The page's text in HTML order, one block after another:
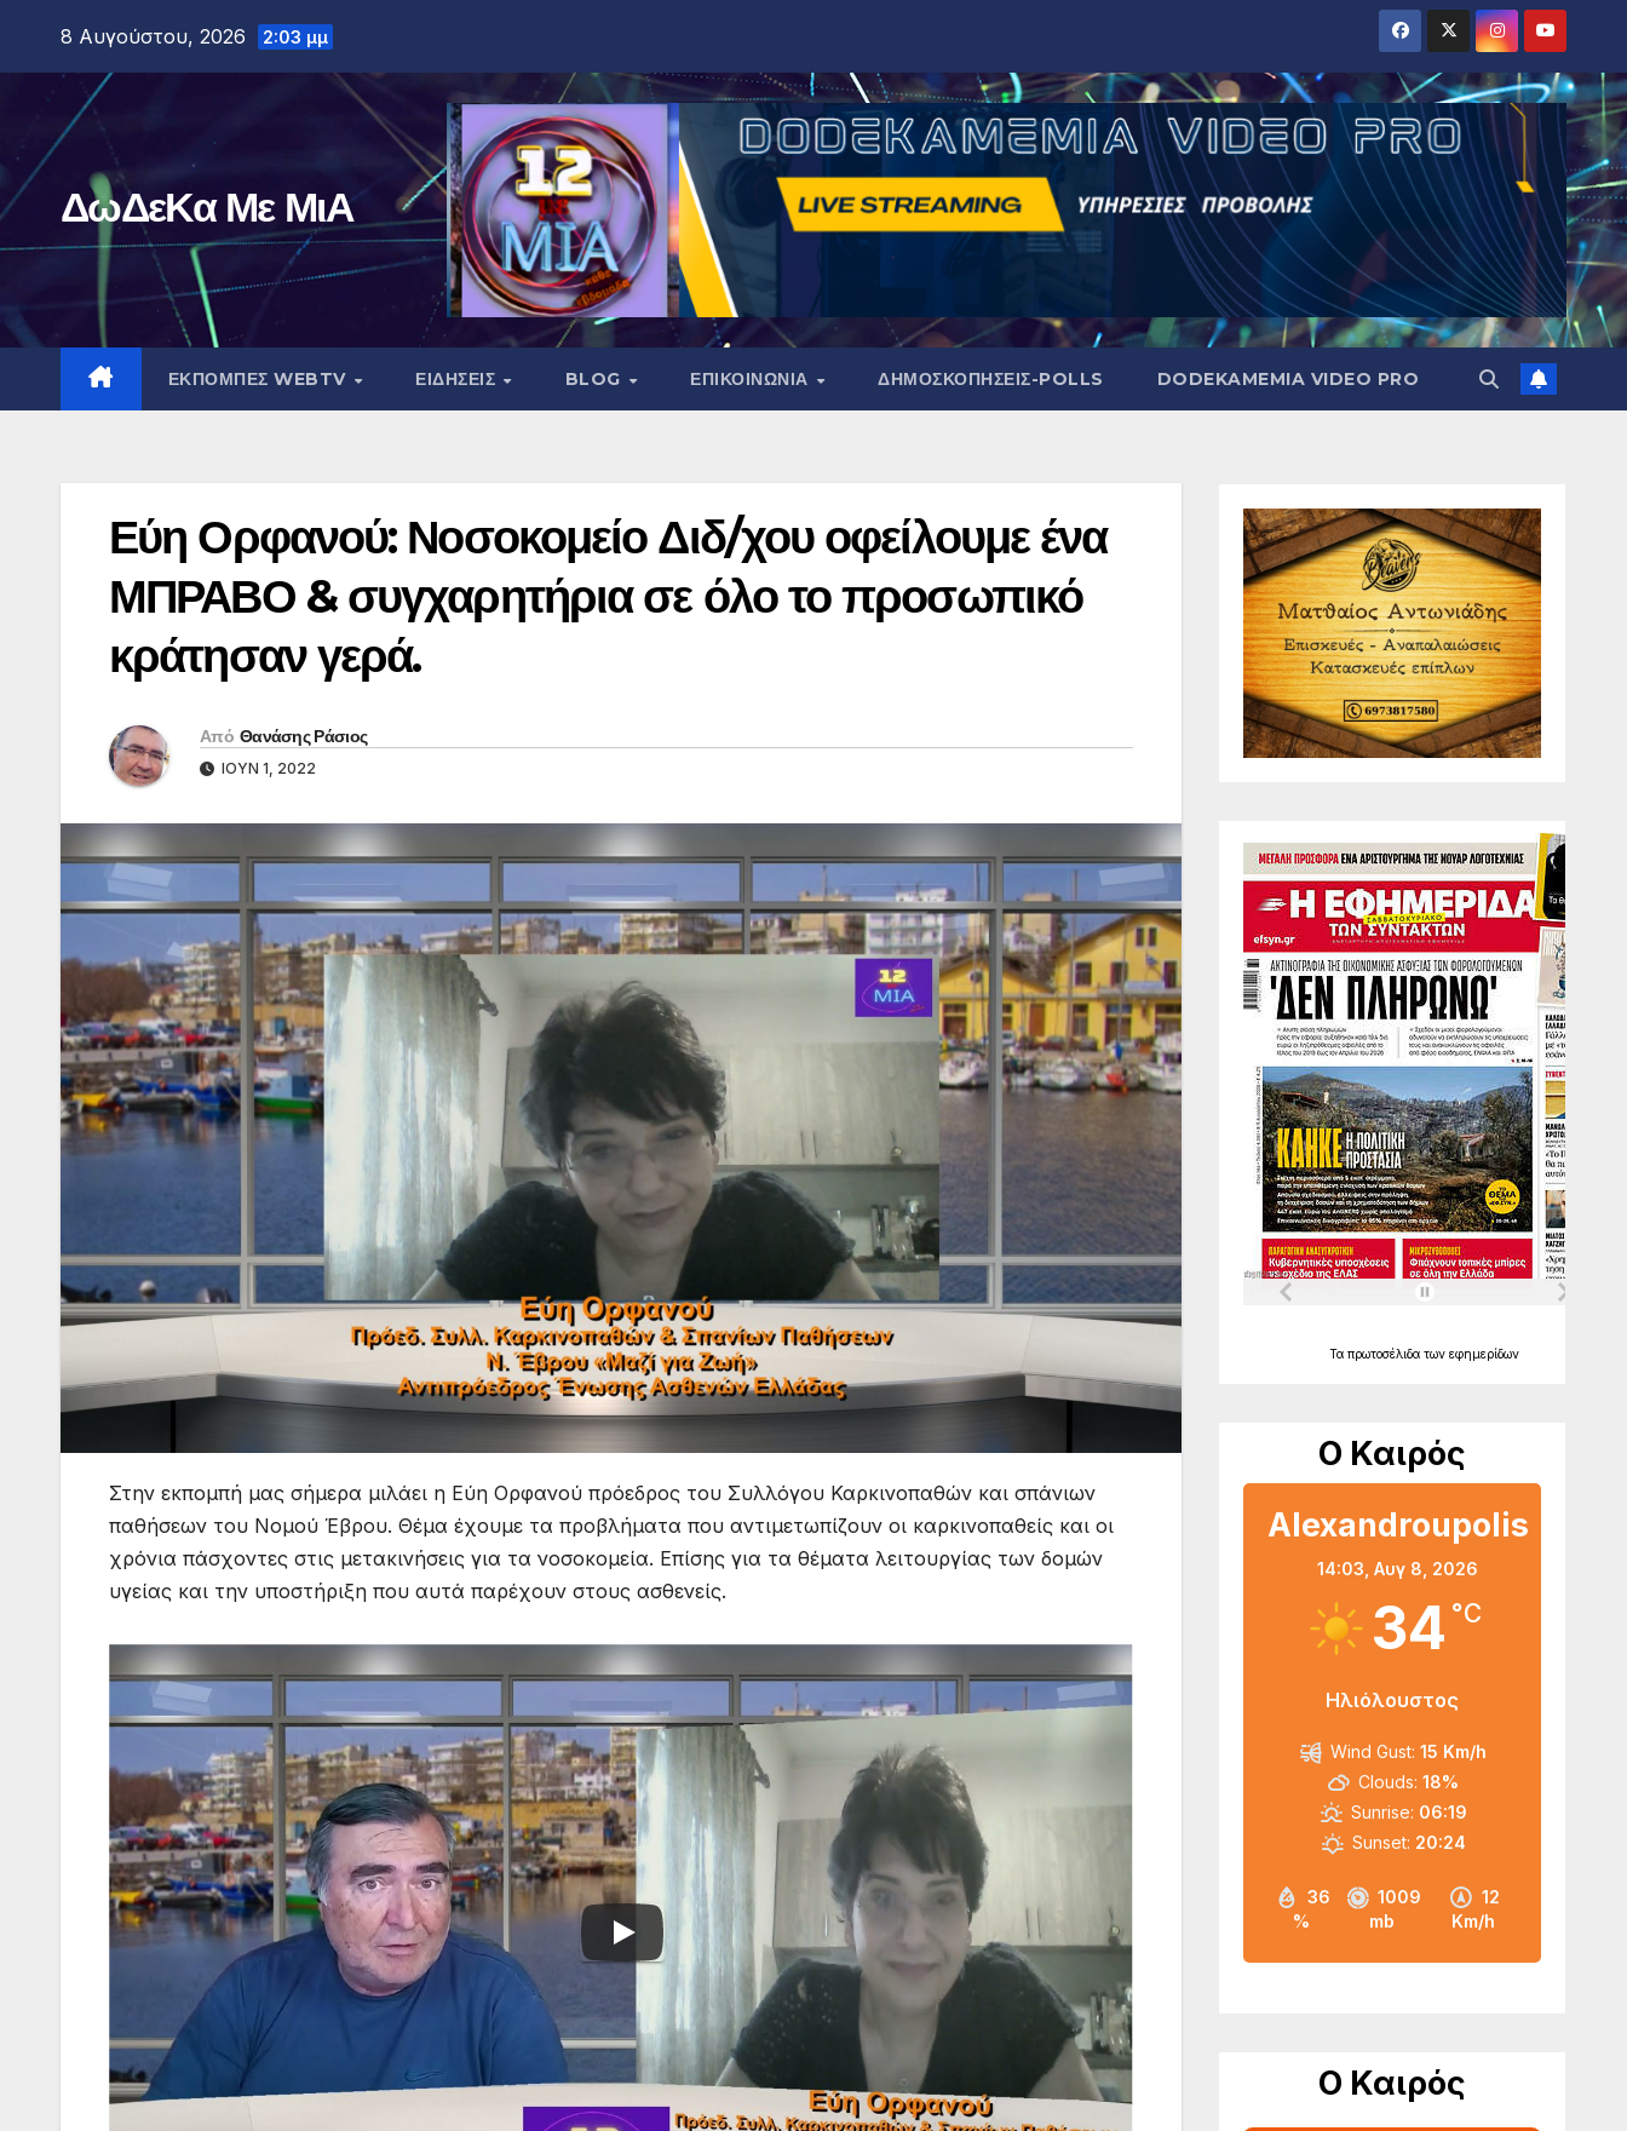
περιεχόμενο
8 Αυγούστου, 2026 2:03 μμ
ΔωΔεΚα Με ΜιΑ
ΕΚΠΟΜΠΕΣ WEBTV ΕΙΔΗΣΕΙΣ BLOG ΕΠΙΚΟΙΝΩΝΙΑ ΔΗΜΟΣΚΟΠΉΣΕΙΣ-POLLS DODEKAMEMIA VIDEO PRO
Εύη Ορφανού: Νοσοκομείο Διδ/χου οφείλουμε ένα
ΜΠΡΑΒΟ & συγχαρητήρια σε όλο το προσωπικό
κράτησαν γερά.
Από Θανάσης Ράσιος
ΙΟΎΝ 1, 2022
Στην εκπομπή μας σήμερα μιλάει η Εύη Ορφανού πρόεδρος του Συλλόγου Καρκινοπαθών και σπάνιων
παθήσεων του Νομού Έβρου. Θέμα έχουμε τα προβλήματα που αντιμετωπίζουν οι καρκινοπαθείς και οι
χρόνια πάσχοντες στις μετακινήσεις για τα νοσοκομεία. Επίσης για τα θέματα λειτουργίας των δομών
υγείας και την υποστήριξη που αυτά παρέχουν στους ασθενείς.
Τα πρωτοσέλιδα των εφημερίδων
Ο Καιρός
Alexandroupolis
14:03, Αυγ 8, 2026
34 °C
Ηλιόλουστος
36
%
1009
mb
12
Km/h
Wind Gust: 15 Km/h
Clouds: 18%
Sunrise: 06:19
Sunset: 20:24
Ο Καιρός